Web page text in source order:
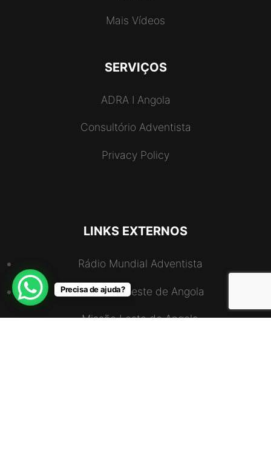
Mais Vídeos
SERVIÇOS
ADRA I Angola
Consultório Adventista
Privacy Policy
LINKS EXTERNOS
Rádio Mundial Adventista
União Nordeste de Angola
Missão Leste de Angola
Precisa de ajuda?